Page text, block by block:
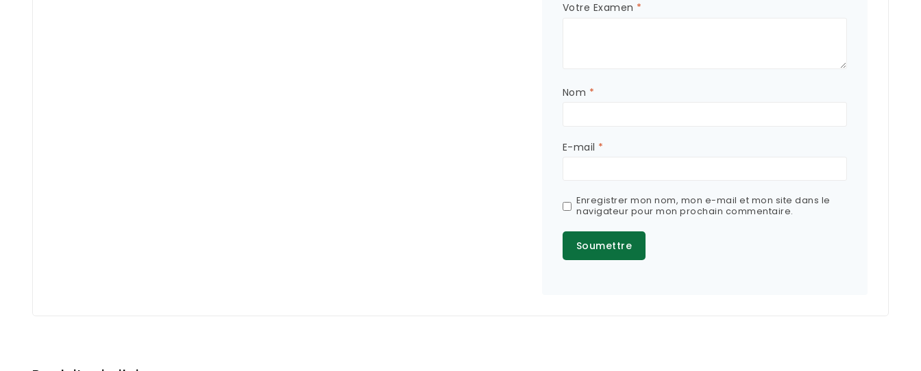
Votre Examen *
Nom *
E-mail *
Enregistrer mon nom, mon e-mail et mon site dans le
navigateur pour mon prochain commentaire.